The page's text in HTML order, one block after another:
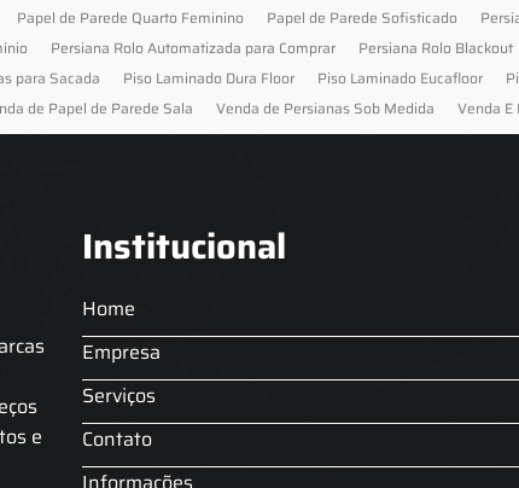
Papel de Parede Quarto Feminino Papel de Parede Sofisticado
Persiana Rolo Automatizada para Comprar Persiana Rolo Blackout
para Sacada Piso Laminado Dura Floor Piso Laminado Eucafloor
de Papel de Parede Sala Venda de Persianas Sob Medida Venda E
e
Institucional
Home
Empresa
Serviços
Contato